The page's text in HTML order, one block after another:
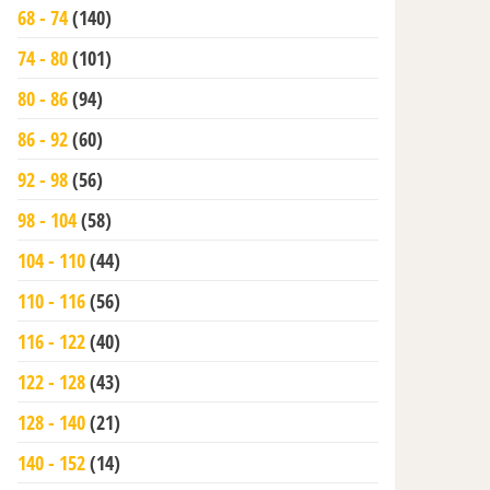
68 - 74(140)
74 - 80(101)
80 - 86(94)
86 - 92(60)
92 - 98(56)
98 - 104(58)
104 - 110(44)
110 - 116(56)
116 - 122(40)
122 - 128(43)
128 - 140(21)
140 - 152(14)